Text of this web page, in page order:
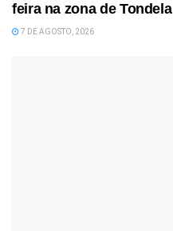
feira na zona de Tondela
7 DE AGOSTO, 2026